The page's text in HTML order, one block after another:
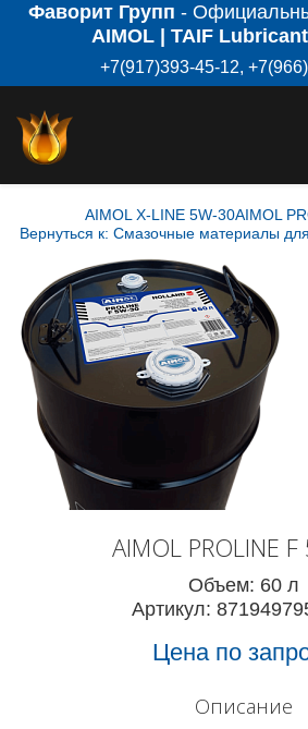
Фаворит Групп -
AIMOL | TAIF
+7(917)393-45-12,
AIMOL X-LINE 5W-30AIMOL
Вернуться к: Смазочные материалы для
AIMOL PROLINE
Объем: 60 л
Артикул:
Цена по
Описание